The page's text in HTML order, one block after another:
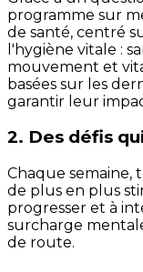
programme sur
de santé, centré
l'hygiène vitale :
mouvement et
basées sur les
garantir leur
2. Des défis
Chaque semaine,
de plus en plus
progresser et à
surcharge
de route.